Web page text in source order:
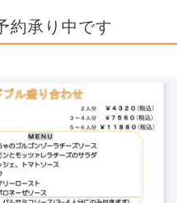
約承り中です